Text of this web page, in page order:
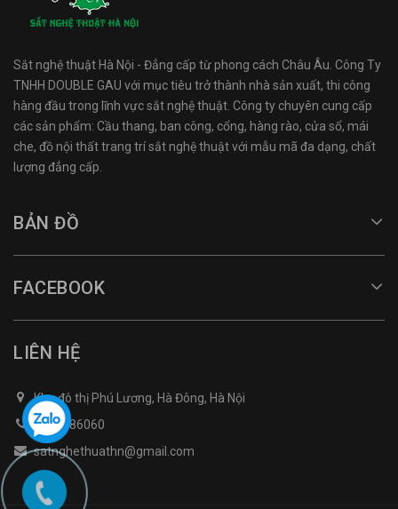
Sắt nghệ thuật Hà Nội - Đẳng cấp từ phong cách Châu Âu. Công Ty
TNHH DOUBLE GAU với mục tiêu trở thành nhà sản xuất, thi công
hàng đầu trong lĩnh vực sắt nghệ thuật. Công ty chuyên cung cấp
các sản phẩm: Cầu thang, ban công, cổng, hàng rào, cửa sổ, mái
che, đồ nội thất trang trí sắt nghệ thuật với mẫu mã đa dạng, chất
lượng đẳng cấp.
BẢN ĐỒ
FACEBOOK
LIÊN HỆ
Khu đô thị Phú Lương, Hà Đông, Hà Nội
0968486060
satnghethuathn@gmail.com